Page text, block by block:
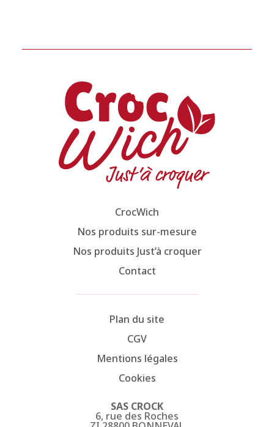
CrocWich
Nos produits sur-mesure
Nos produits Just’à croquer
Contact
Plan du site
CGV
Mentions légales
Cookies
SAS CROCK
6, rue des Roches